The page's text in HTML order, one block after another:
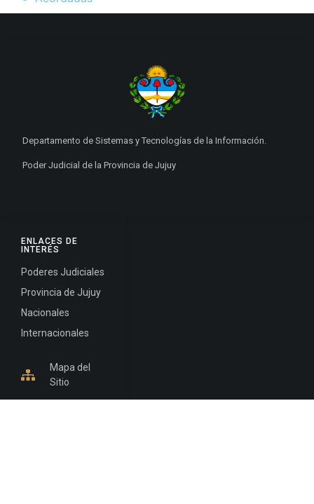
ENLACES DE
INTERÉS
Poderes Judiciales
Provincia de Jujuy
Nacionales
Internacionales
Mapa del
Sitio
Departamento de Sistemas y Tecnologías de la Información.
Poder Judicial de la Provincia de Jujuy